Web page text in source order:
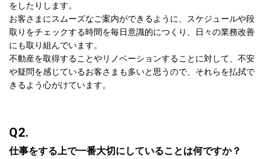
をしたりします。
お客さまにスムーズなご案内ができるように、スケジュールや段
取りをチェックする時間を毎日意識的につくり、日々の業務改善
にも取り組んでいます。
不動産を取得することやリノベーションすることに対して、不安
や疑問を感じているお客さまも多いと思うので、それらを払拭で
きるよう心がけています。
Q2.
仕事をする上で一番大切にしていることは何ですか？